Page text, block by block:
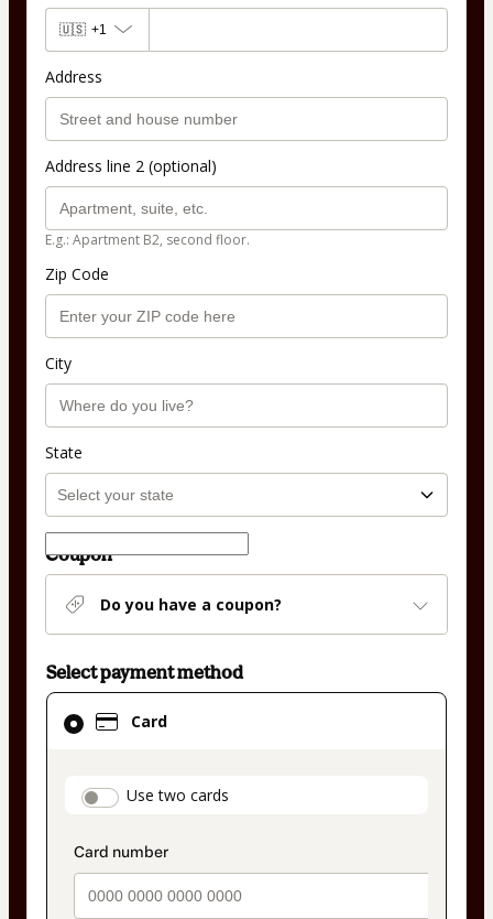
🇺🇸 +1
Address
Address line 2 (optional)
E.g.: Apartment B2, second floor.
Zip Code
City
State
Coupon
Do you have a coupon?
Select payment method
Card
payment_data.section_title_v2
Use two cards
Card
selected
method